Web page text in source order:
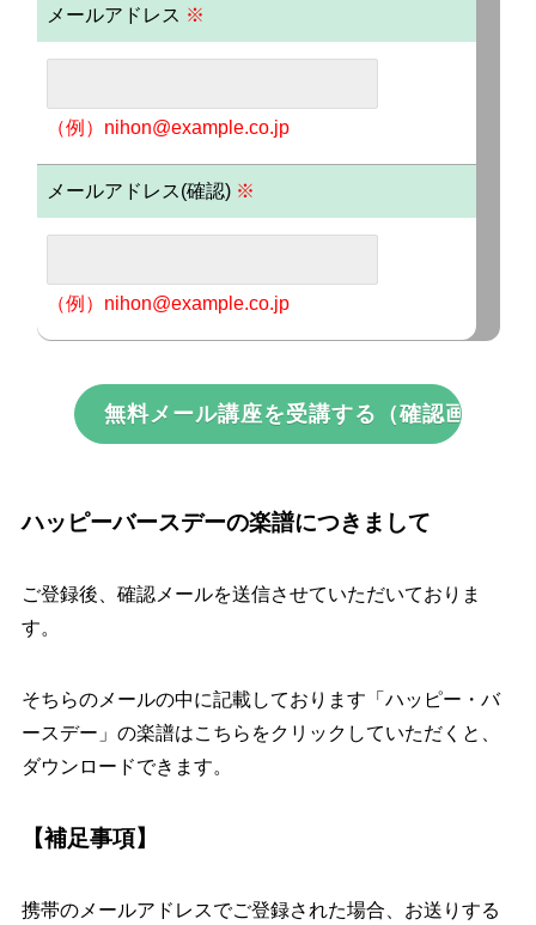
メールアドレス ※
（例）nihon@example.co.jp
メールアドレス(確認)※
（例）nihon@example.co.jp
ハッピーバースデーの楽譜につきまして
ご登録後、確認メールを送信させていただいておりま
す。
そちらのメールの中に記載しております 「ハッピー・バ
ースデー」の楽譜はこちら をクリックしていただくと、
ダウンロードできます。
【補足事項】
携帯のメールアドレスでご登録された場合、お送りする